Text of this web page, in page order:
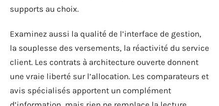
supports au choix.
Examinez aussi la qualité de l’interface de gestion,
la souplesse des versements, la réactivité du service
client. Les contrats à architecture ouverte donnent
une vraie liberté sur l’allocation. Les comparateurs et
avis spécialisés apportent un complément